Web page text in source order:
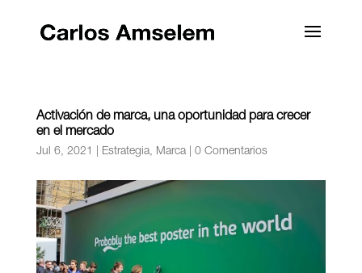
Activación de marca, una oportunidad para crecer
en el mercado
Jul 6, 2021 Estrategia, Marca| 0 Comentarios